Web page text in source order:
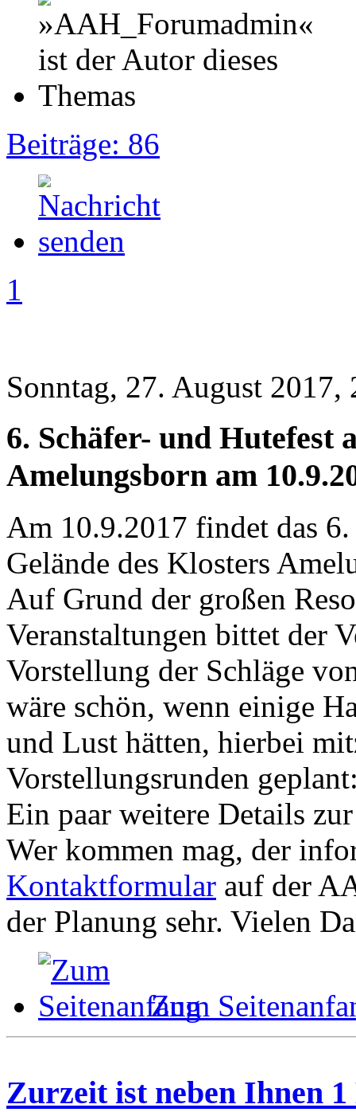
Beiträge: 86
1
Sonntag, 27. August 2017,
6. Schäfer- und Hutefest
Amelungsborn am
Am 10.9.2017 findet das
Gelände des Klosters
Auf Grund der großen
Veranstaltungen bittet der
Vorstellung der Schläge
wäre schön, wenn einige
und Lust hätten, hierbei
Vorstellungsrunden
Ein paar weitere Details
Wer kommen mag, der
Kontaktformular auf der
der Planung sehr. Vielen
Zum
Zurzeit ist neben Ihnen